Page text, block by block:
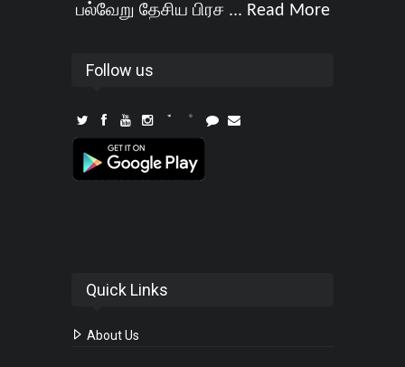
பல்வேறு தேசிய பிரச ... Read More
Follow us
Quick Links
About Us